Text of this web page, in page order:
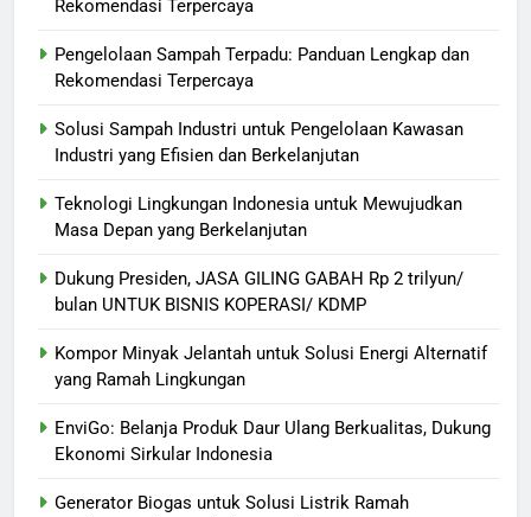
Rekomendasi Terpercaya
Pengelolaan Sampah Terpadu: Panduan Lengkap dan
Rekomendasi Terpercaya
Solusi Sampah Industri untuk Pengelolaan Kawasan
Industri yang Efisien dan Berkelanjutan
Teknologi Lingkungan Indonesia untuk Mewujudkan
Masa Depan yang Berkelanjutan
Dukung Presiden, JASA GILING GABAH Rp 2 trilyun/
bulan UNTUK BISNIS KOPERASI/ KDMP
Kompor Minyak Jelantah untuk Solusi Energi Alternatif
yang Ramah Lingkungan
EnviGo: Belanja Produk Daur Ulang Berkualitas, Dukung
Ekonomi Sirkular Indonesia
Generator Biogas untuk Solusi Listrik Ramah